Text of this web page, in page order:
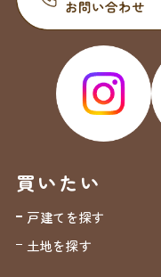
買いたい
戸建てを探す
土地を探す